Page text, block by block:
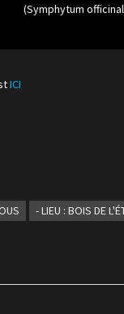
(Symphytum
ICI
- LIEU : BOIS DE